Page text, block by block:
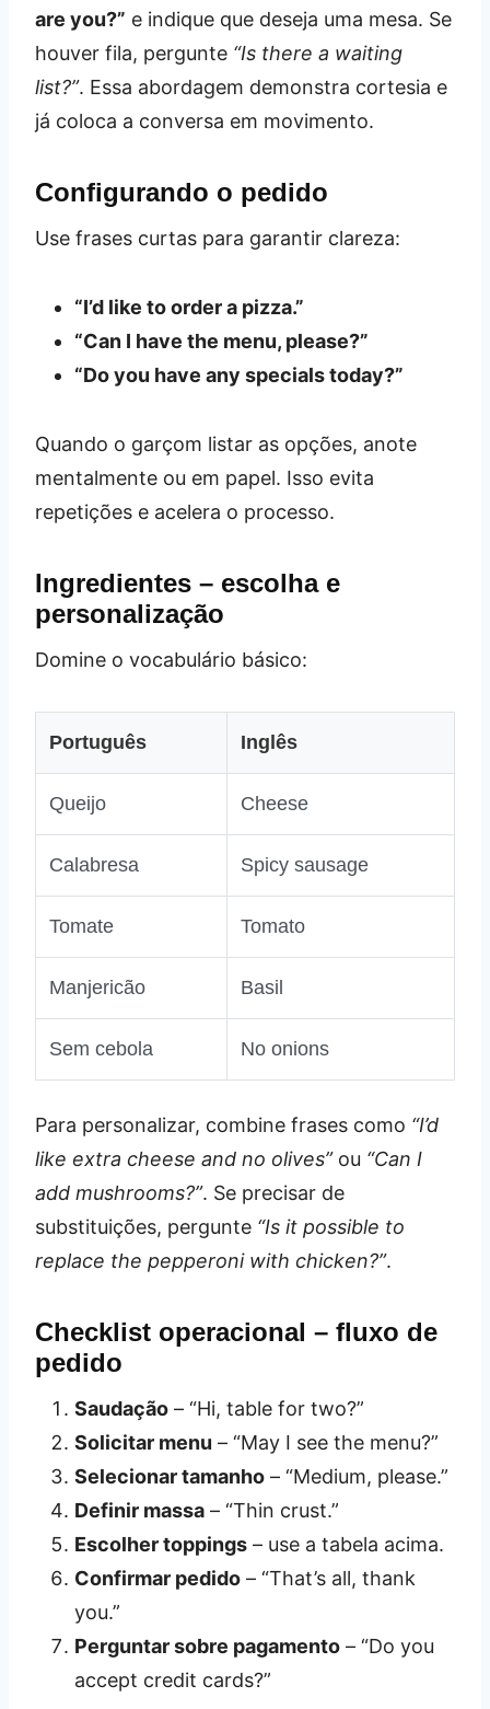
are you?” e indique que deseja uma mesa. Se
houver fila, pergunte “Is there a waiting
list?”. Essa abordagem demonstra cortesia e
já coloca a conversa em movimento.
Configurando o pedido
Use frases curtas para garantir clareza:
“I’d like to order a pizza.”
“Can I have the menu, please?”
“Do you have any specials today?”
Quando o garçom listar as opções, anote
mentalmente ou em papel. Isso evita
repetições e acelera o processo.
Ingredientes – escolha e
personalização
Domine o vocabulário básico:
Português Inglês
Queijo Cheese
Calabresa Spicy sausage
Tomate Tomato
Manjericão Basil
Sem cebola No onions
Para personalizar, combine frases como “I’d
like extra cheese and no olives”ou “Can I
add mushrooms?”. Se precisar de
substituições, pergunte “Is it possible to
replace the pepperoni with chicken?”.
Checklist operacional – fluxo de
pedido
Saudação – “Hi, table for two?”
Solicitar menu – “May I see the menu?”
Selecionar tamanho – “Medium, please.”
Definir massa – “Thin crust.”
Escolher toppings – use a tabela acima.
Confirmar pedido – “That’s all, thank
you.”
Perguntar sobre pagamento – “Do you
accept credit cards?”